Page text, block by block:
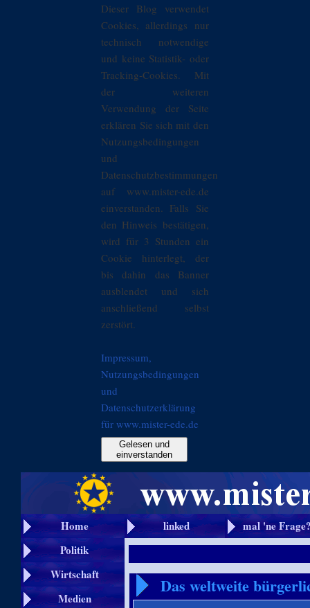
Dieser Blog verwendet
Cookies, allerdings nur
technisch notwendige
und keine Statistik- oder
Tracking-Cookies. Mit
der weiteren
Verwendung der Seite
erklären Sie sich mit den
Nutzungsbedingungen
und
Datenschutzbestimmungen
auf www.mister-ede.de
einverstanden. Falls Sie
den Hinweis bestätigen,
wird für 3 Stunden ein
Cookie hinterlegt, der
bis dahin das Banner
ausblendet und sich
anschließend selbst
zerstört.
Impressum,
Nutzungsbedingungen
und
Datenschutzerklärung
für www.mister-ede.de
Gelesen und
einverstanden
Home linked
mal 'ne
Politik
Wirtschaft
Medien
Das weltweite